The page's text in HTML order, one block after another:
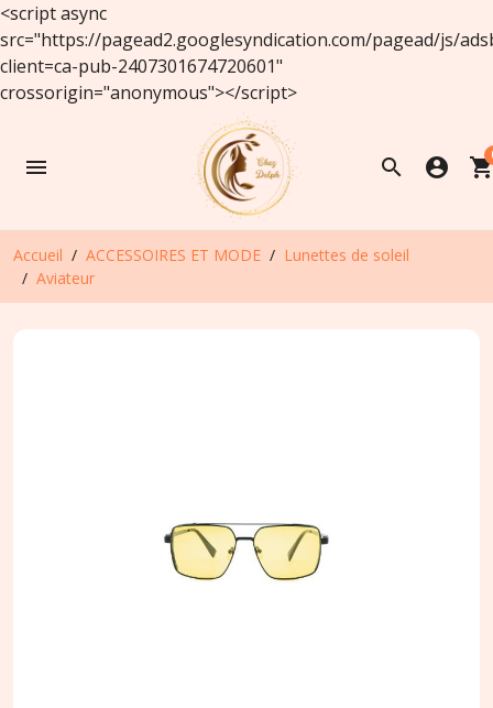
<script async
src="https://pagead2.googlesyndication.com/pagead/js/
client=ca-pub-2407301674720601"
crossorigin="anonymous"></script>
menu search account_circle
Accueil ACCESSOIRES ET MODE
Lunettes de soleil
Aviateur